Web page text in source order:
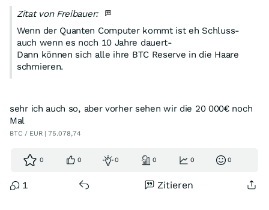
Zitat von Freibauer:
Wenn der Quanten Computer kommt ist eh Schluss-
auch wenn es noch 10 Jahre dauert-
Dann können sich alle ihre BTC Reserve in die Haare
schmieren.
sehr ich auch so, aber vorher sehen wir die 20 000€ noch
Mal
BTC / EUR | 75.078,74
0 0 0 0 0 0
1 Zitieren